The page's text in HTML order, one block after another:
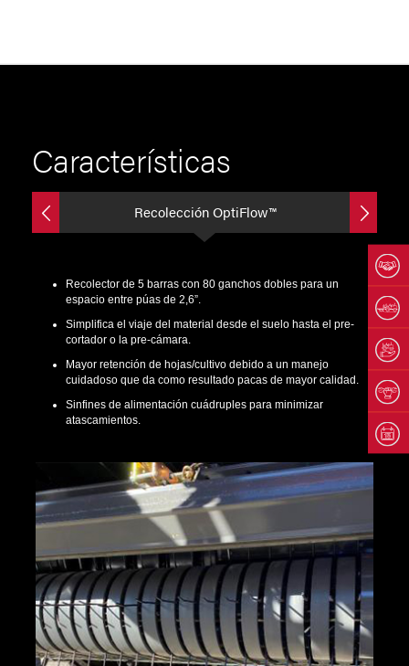
Características
Recolección OptiFlow™
Recolector de 5 barras con 80 ganchos dobles para un
espacio entre púas de 2,6”.
Simplifica el viaje del material desde el suelo hasta el pre-
cortador o la pre-cámara.
Mayor retención de hojas/cultivo debido a un manejo
cuidadoso que da como resultado pacas de mayor calidad.
Sinfines de alimentación cuádruples para minimizar
atascamientos.